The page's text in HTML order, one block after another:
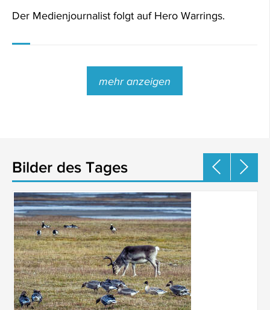
Der Medienjournalist folgt auf Hero Warrings.
mehr anzeigen
Bilder des Tages